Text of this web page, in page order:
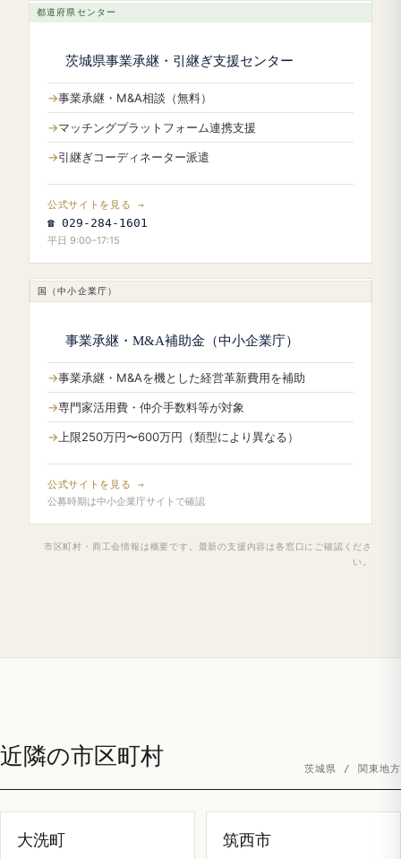
都道府県センター
茨城県事業承継・引継ぎ支援センター
事業承継・M&A相談（無料）
マッチングプラットフォーム連携支援
引継ぎコーディネーター派遣
公式サイトを見る →
☎ 029-284-1601
平日 9:00–17:15
国（中小企業庁）
事業承継・M&A補助金（中小企業庁）
事業承継・M&Aを機とした経営革新費用を補助
専門家活用費・仲介手数料等が対象
上限250万円〜600万円（類型により異なる）
公式サイトを見る →
公募時期は中小企業庁サイトで確認
市区町村・商工会情報は概要です。最新の支援内容は各窓口にご確認くださ
い。
近隣の市区町村 茨城県 / 関東地方
大洗町 筑西市